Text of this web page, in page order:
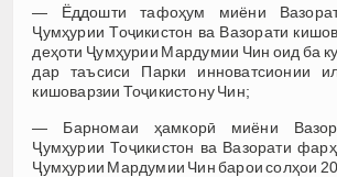
— Ёддошти тафоҳум миёни
Ҷумҳурии Тоҷикистон ва Вазорати
деҳоти Ҷумҳурии Мардумии Чин оид ба
дар таъсиси Парки инноватсионии
кишоварзии Тоҷикистону Чин;
— Барномаи ҳамкорӣ миёни
Ҷумҳурии Тоҷикистон ва Вазорати
Ҷумҳурии Мардумии Чин барои солҳои